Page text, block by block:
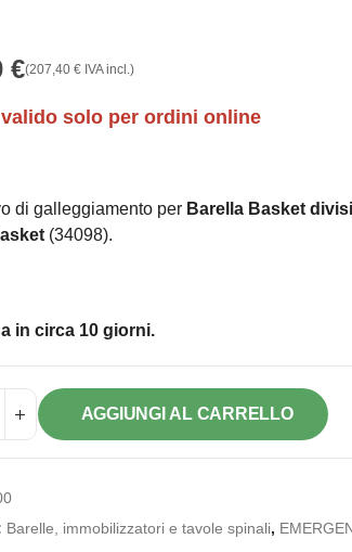
€(207,40 €IVA incl.)
solo per ordini online
di galleggiamento per Barella Basket
(34098).
in circa 10 giorni.
AGGIUNGI AL CARRELLO
Barelle, immobilizzatori e tavole spinali,